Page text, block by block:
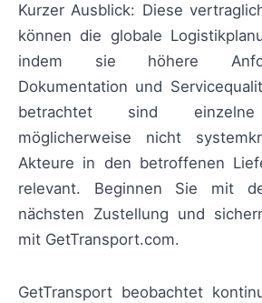
Kurzer Ausblick: Diese
können die globale
indem sie höhere
Dokumentation und
betrachtet sind einzelne
möglicherweise nicht
Akteure in den betroffenen
relevant. Beginnen Sie mit
nächsten Zustellung und
mit GetTransport.com.
GetTransport beobachtet